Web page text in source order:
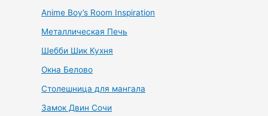
Anime Boy’s Room Inspiration
Металлическая Печь
Шебби Шик Кухня
Окна Белово
Столешница для мангала
Замок Двин Сочи